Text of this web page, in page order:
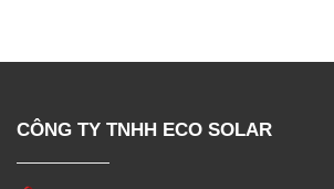
CÔNG TY TNHH ECO SOLAR